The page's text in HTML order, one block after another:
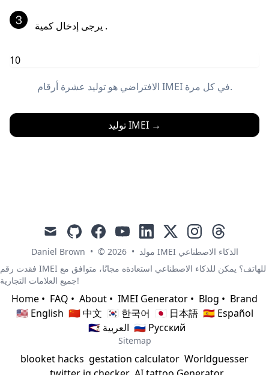
يرجى إدخال كمية .
الافتراضي هو توليد عشرة أرقام IMEI في كل مرة.
توليد IMEI →
mail githubfacebookyoutubelinkedin
x instagramthreads
Daniel Brown • © 2026 •
مولد IMEI الذكاء الاصطناعي
فقدت رقم IMEI للهاتف؟ يمكن للذكاء الاصطناعي استعادةه مجانًا، متوافق مع
جميع العلامات التجارية!
Home • FAQ • About • IMEI Generator • Blog • Brand
🇺🇸 English 🇨🇳 中文 🇰🇷 한국어 🇯🇵 日本語 🇪🇸 Español
🇸🇦 العربية 🇷🇺 Русский
Sitemap
blooket hacks gestation calculator Worldguesser